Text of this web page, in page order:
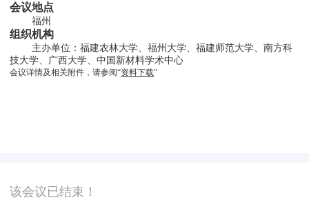
该会议已结束！
会议地点
福州
组织机构
主办单位：福建农林大学、福州大学、福建师范大学、南方科
技大学、广西大学、中国新材料学术中心
会议详情及相关附件，请参阅“资料下载”